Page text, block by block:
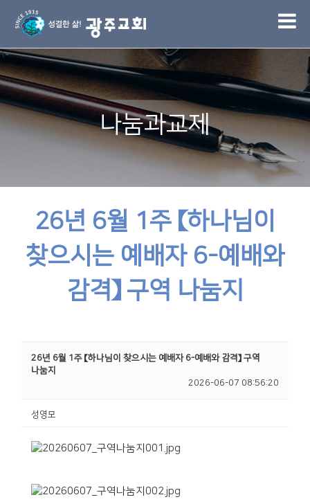
1
나눔과교제
26년 6월 1주 【하나님이
찾으시는 예배자 6-예배와
감격】 구역 나눔지
26년 6월 1주 【하나님이 찾으시는 예배자 6-예배와 감격】 구역
나눔지
2026-06-07 08:56:20
성영모